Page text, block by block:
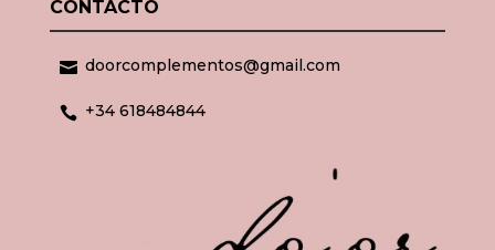
CONTACTO
 doorcomplementos@gmail.com
 +34 618484844